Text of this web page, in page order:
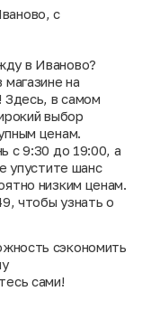
с
в Иваново?
на
в самом
выбор
ценам.
с 9:30 до 19:00, а
упустите шанс
низким ценам.
чтобы узнать о
сэкономить
сами!